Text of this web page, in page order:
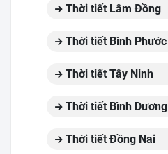
Thời tiết Lâm Đồng
Thời tiết Bình Phước
Thời tiết Tây Ninh
Thời tiết Bình Dương
Thời tiết Đồng Nai